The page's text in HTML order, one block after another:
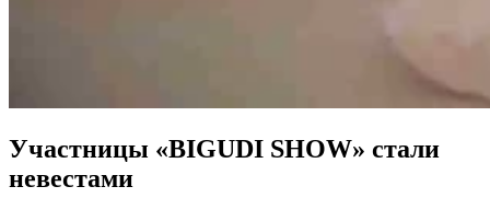
Участницы «BIGUDI SHOW» стали
невестами